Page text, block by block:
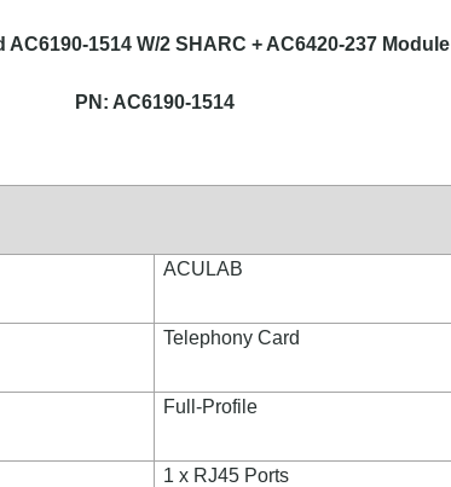
AC6190-1514 W/2 SHARC + AC6420-237 Module
PN: AC6190-1514
ACULAB
Telephony Card
Full-Profile
1 x RJ45 Ports